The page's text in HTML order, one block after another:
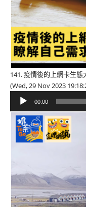
141. 疫情後的上網卡生
(Wed, 29 Nov 2023
播
器
00:00